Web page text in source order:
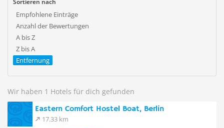
Sortieren nach
Empfohlene Einträge
Anzahl der Bewertungen
A bis Z
Z bis A
Entfernung
Wir haben 1 Hotels für dich gefunden
Eastern Comfort Hostel Boat, Berlin
17.33 km